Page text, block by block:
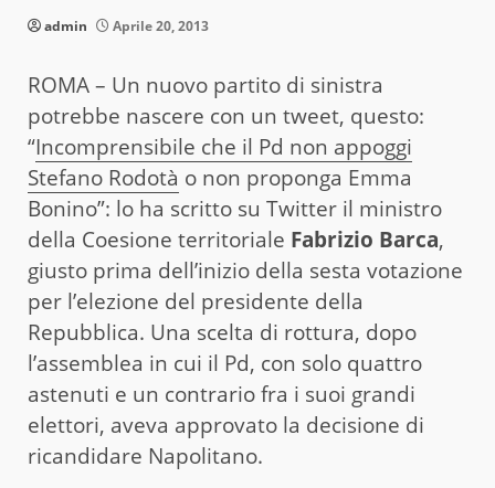
admin Aprile 20, 2013
ROMA – Un nuovo partito di sinistra
potrebbe nascere con un tweet, questo:
“Incomprensibile che il Pd non appoggi
Stefano Rodotà o non proponga Emma
Bonino”: lo ha scritto su Twitter il ministro
della Coesione territoriale Fabrizio Barca,
giusto prima dell’inizio della sesta votazione
per l’elezione del presidente della
Repubblica. Una scelta di rottura, dopo
l’assemblea in cui il Pd, con solo quattro
astenuti e un contrario fra i suoi grandi
elettori, aveva approvato la decisione di
ricandidare Napolitano.